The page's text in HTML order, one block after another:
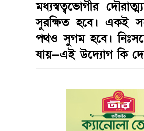
মধ্যস্বত্বভোগীর
সুরক্ষিত হবে। একই
পথও সুগম হবে।
যায়—এই উদ্যোগ কি